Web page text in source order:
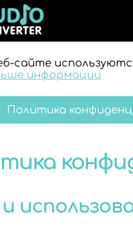
сайте
информации